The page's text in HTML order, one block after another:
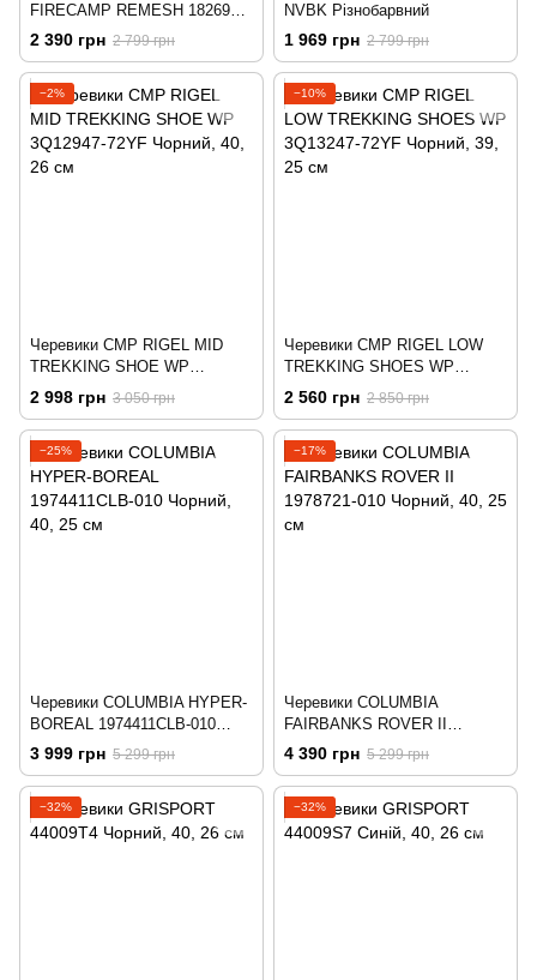
FIRECAMP REMESH 1826981-
010 Чорний
2 390 грн 2 799 грн
NVBK Різнобарвний
1 969 грн 2 799 грн
−2%
Черевики CMP RIGEL MID
TREKKING SHOE WP
3Q12947-72YF Чорний
2 998 грн 3 050 грн
−10%
Черевики CMP RIGEL LOW
TREKKING SHOES WP
3Q13247-72YF Чорний
2 560 грн 2 850 грн
−25%
Черевики COLUMBIA HYPER-
BOREAL 1974411CLB-010
Чорний
3 999 грн 5 299 грн
−17%
Черевики COLUMBIA
FAIRBANKS ROVER II
1978721-010 Чорний
4 390 грн 5 299 грн
−32% −32%